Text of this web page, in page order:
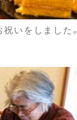
いをしました。